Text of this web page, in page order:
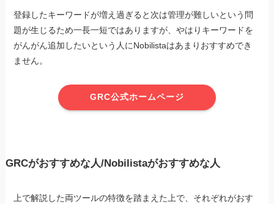
登録したキーワードが増え過ぎると次は管理が難しいという問
題が生じるため一長一短ではありますが、やはりキーワードを
がんがん追加したいという人にNobilistaはあまりおすすめでき
ません。
GRC公式ホームページ
GRCがおすすめな人/Nobilistaがおすすめな人
上で解説した両ツールの特徴を踏まえた上で、それぞれがおす